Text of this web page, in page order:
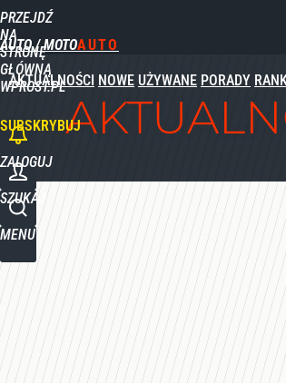
PRZEJDŹ
NA
STRONĘ
GŁÓWNĄ
WPROST.PL
AUTO / MOTO
AKTUALNOŚCI NOWE UŻYWANE PORADY
SUBSKRYBUJ
ZALOGUJ
SZUKAJ
MENU